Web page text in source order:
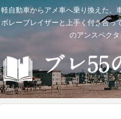
軽自動車からアメ車へ乗り換えた、
ボレーブレイザーと上手く付き合っ
のアンスペクタ